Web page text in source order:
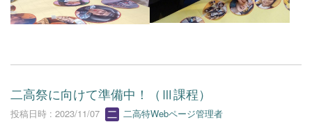
二高祭に向けて準備中！（Ⅲ課程）
投稿日時 : 2023/11/07 二高特Webページ管理者